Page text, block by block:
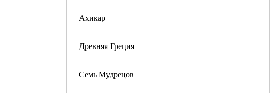
Ахикар
Древняя Греция
Семь Мудрецов